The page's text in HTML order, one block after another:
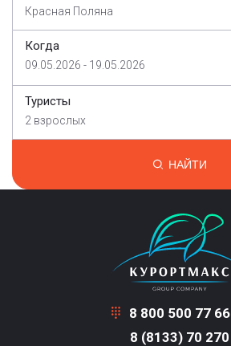
Красная Поляна
Когда
09.05.2026 - 19.05.2026
Туристы
2 взрослых
НАЙТИ
8 800 500 77 66
8 (8133) 70 270